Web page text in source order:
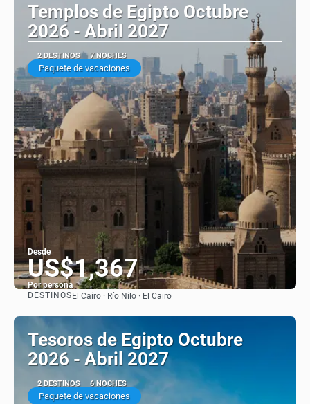
Templos de Egipto Octubre
2026 - Abril 2027
2 DESTINOS 7 NOCHES
Paquete de vacaciones
Desde
US$1,367
Por persona
DESTINOSEl Cairo · Río Nilo · El Cairo
Tesoros de Egipto Octubre
2026 - Abril 2027
2 DESTINOS 6 NOCHES
Paquete de vacaciones